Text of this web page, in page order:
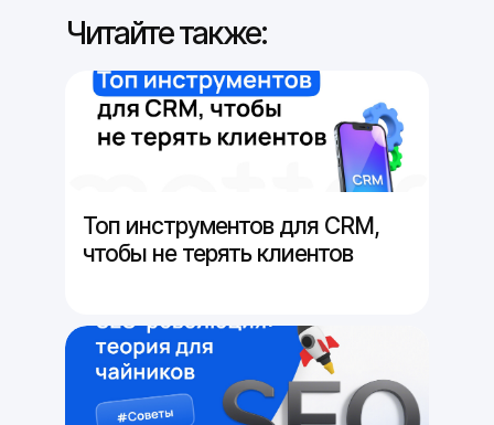
Читайте также:
Топ инструментов для CRM,
чтобы не терять клиентов